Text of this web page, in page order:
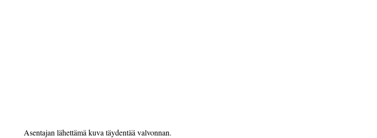
Asentajan lähettämä kuva täyden­tää valvonnan.